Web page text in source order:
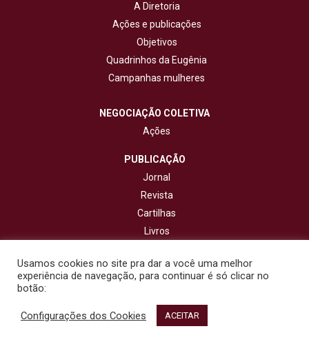
A Diretoria
Ações e publicações
Objetivos
Quadrinhos da Eugênia
Campanhas mulheres
NEGOCIAÇÃO COLETIVA
Ações
PUBLICAÇÃO
Jornal
Revista
Cartilhas
Livros
CONTATO
© 2020 - Fisenge - Federação Interestadual de Sindicatos de
Engenheiros. Todos os direitos reservados. Design por
Usamos cookies no site pra dar a você uma melhor
experiência de navegação, para continuar é só clicar no
botão:
Configurações dos Cookies ACEITAR